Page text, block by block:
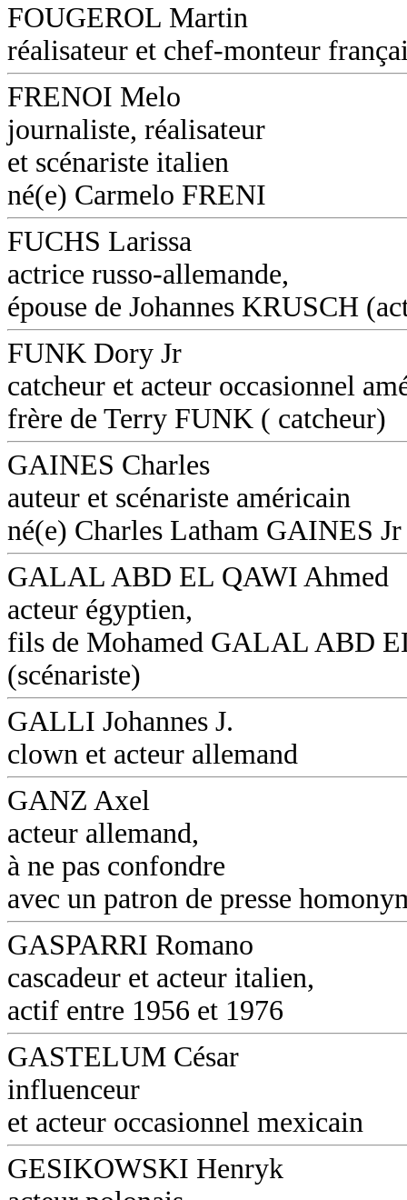
FOUGEROL Martin
réalisateur et chef-monteur
FRENOI Melo
journaliste, réalisateur
et scénariste italien
né(e) Carmelo FRENI
FUCHS Larissa
actrice russo-allemande,
épouse de Johannes KRUSCH
FUNK Dory Jr
catcheur et acteur occasionnel
frère de Terry FUNK ( catcheur)
GAINES Charles
auteur et scénariste américain
né(e) Charles Latham GAINES Jr
GALAL ABD EL QAWI Ahmed
acteur égyptien,
fils de Mohamed GALAL ABD
(scénariste)
GALLI Johannes J.
clown et acteur allemand
GANZ Axel
acteur allemand,
à ne pas confondre
avec un patron de presse
GASPARRI Romano
cascadeur et acteur italien,
actif entre 1956 et 1976
GASTELUM César
influenceur
et acteur occasionnel mexicain
GESIKOWSKI Henryk